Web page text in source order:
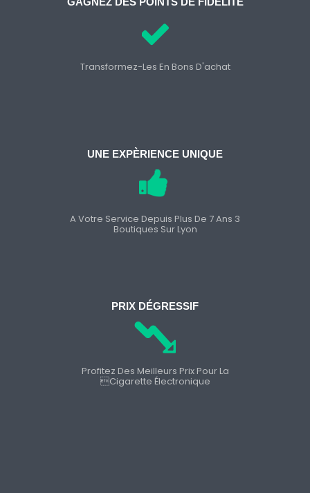
Transformez-Les En Bons D'achat
UNE EXPÈRIENCE UNIQUE
A Votre Service Depuis Plus De 7 Ans 3
Boutiques Sur Lyon
PRIX DÉGRESSIF
Profitez Des Meilleurs Prix Pour La
cigarette Électronique